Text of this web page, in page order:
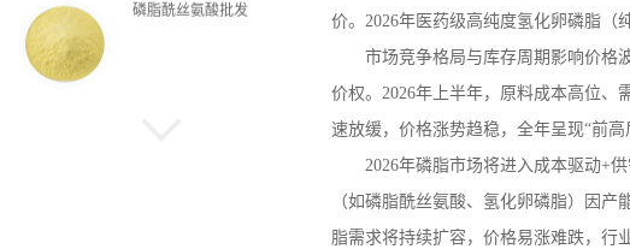
磷脂酰丝氨酸批发
价。 2026年医药级高纯度氢化卵磷脂（
市场竞争格局与库存周期影响价格
价权。 2026年上半年，原料成本高位、
速放缓，价格涨势趋稳，全年呈现“前
2026年磷脂市场将进入成本驱动+
（如磷脂酰丝氨酸、氢化卵磷脂）因
脂需求将持续扩容，价格易涨难跌，行